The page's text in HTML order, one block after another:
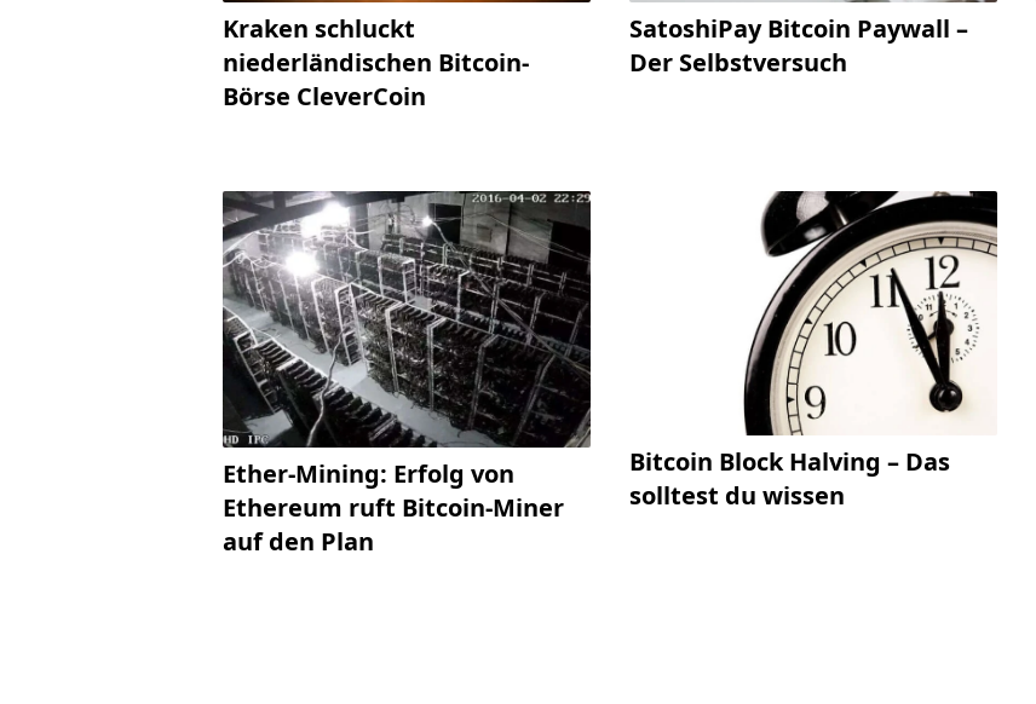
Kraken schluckt
niederländischen Bitcoin-
Börse CleverCoin
SatoshiPay Bitcoin Paywall –
Der Selbstversuch
Ether-Mining: Erfolg von
Ethereum ruft Bitcoin-Miner
auf den Plan
Bitcoin Block Halving – Das
solltest du wissen